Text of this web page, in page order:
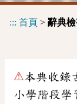
::: 首頁 > 辭典
⚠本典收錄
小學階段學